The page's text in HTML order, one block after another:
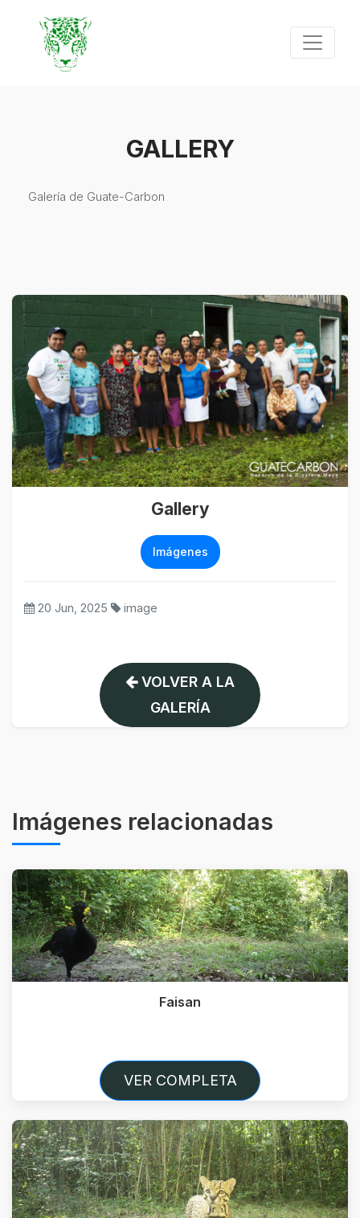
GALLERY
Galería de Guate-Carbon
Gallery
Imágenes
20 Jun, 2025 image
VOLVER A LA
GALERÍA
Imágenes relacionadas
Faisan
VER COMPLETA